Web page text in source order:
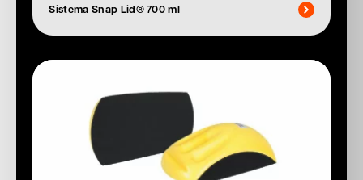
Sistema Snap Lid® 700 ml